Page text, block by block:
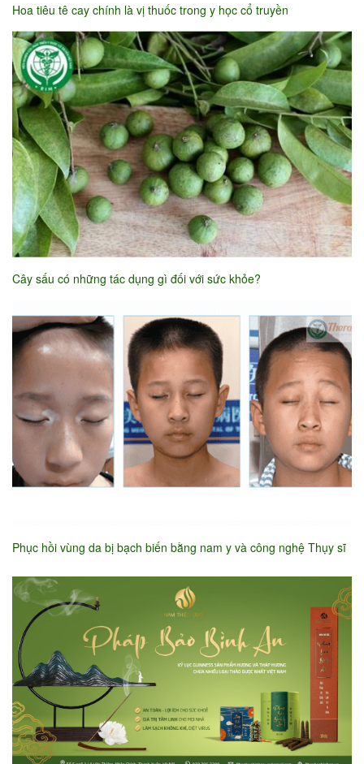
Hoa tiêu tê cay chính là vị thuốc trong y học cổ truyền
Cây sấu có những tác dụng gì đối với sức khỏe?
Phục hồi vùng da bị bạch biến bằng nam y và công nghệ Thụy sĩ